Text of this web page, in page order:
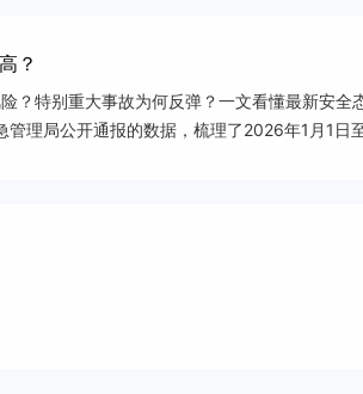
？
？特别重大事故为何反弹？一文看懂最新安全
理局公开通报的数据，梳理了2026年1月1日